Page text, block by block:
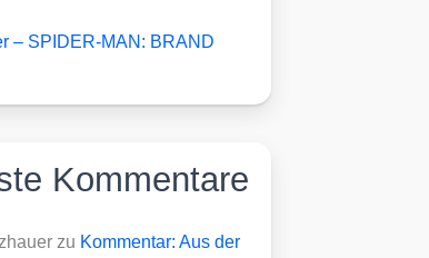
– SPIDER-MAN: BRAND
Kommentare
zu Kommentar: Aus der